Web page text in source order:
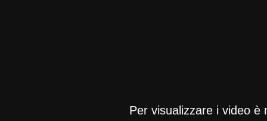
Per visualizzare i video è